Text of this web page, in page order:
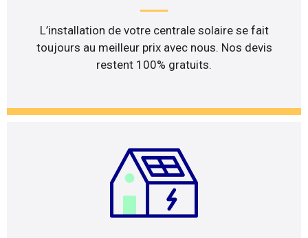
L’installation de votre centrale solaire se fait
toujours au meilleur prix avec nous. Nos devis
restent 100% gratuits.